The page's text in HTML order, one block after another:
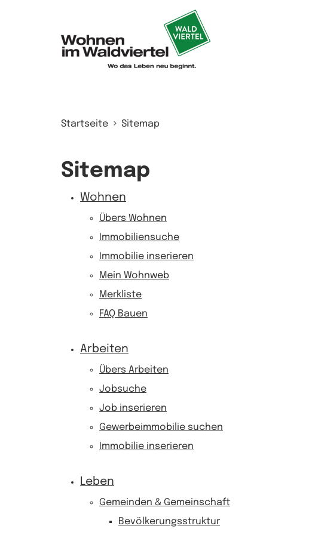
Startseite Sitemap
Sitemap
Wohnen
Übers Wohnen
Immobiliensuche
Immobilie inserieren
Mein Wohnweb
Merkliste
FAQ Bauen
Arbeiten
Übers Arbeiten
Jobsuche
Job inserieren
Gewerbeimmobilie suchen
Immobilie inserieren
Leben
Gemeinden & Gemeinschaft
Bevölkerungsstruktur